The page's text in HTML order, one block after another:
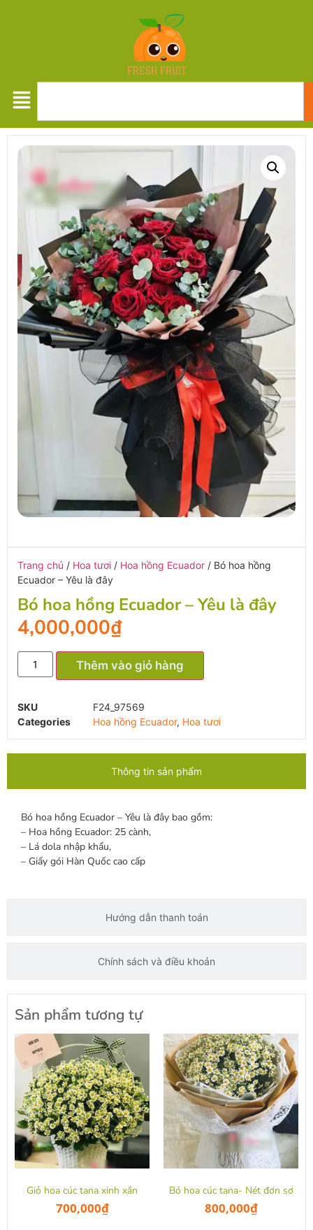
Trang chủ / Hoa tươi / Hoa hồng Ecuador / Bó hoa hồng
Ecuador – Yêu là đây
Bó hoa hồng Ecuador – Yêu là đây
4,000,000₫
Thêm vào giỏ hàng
SKU
F24_97569
Categories
Hoa hồng Ecuador, Hoa tươi
Thông tin sản phẩm
Hướng dẫn thanh toán
Chính sách và điều khoản
Bó hoa hồng Ecuador – Yêu là đây bao gồm:
– Hoa hồng Ecuador: 25 cành,
– Lá dola nhập khẩu,
– Giấy gói Hàn Quốc cao cấp
Sản phẩm tương tự
Giỏ hoa cúc tana xinh xắn
700,000₫
Bó hoa cúc tana- Nét đơn sơ
800,000₫